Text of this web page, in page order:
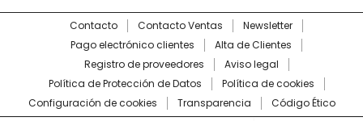
Contacto Contacto Ventas
Newsletter
Pago electrónico clientes
Alta de Clientes
Registro de proveedores
Aviso legal
Política de Protección de Datos
Política de cookies
Configuración de cookies
Transparencia Código Ético